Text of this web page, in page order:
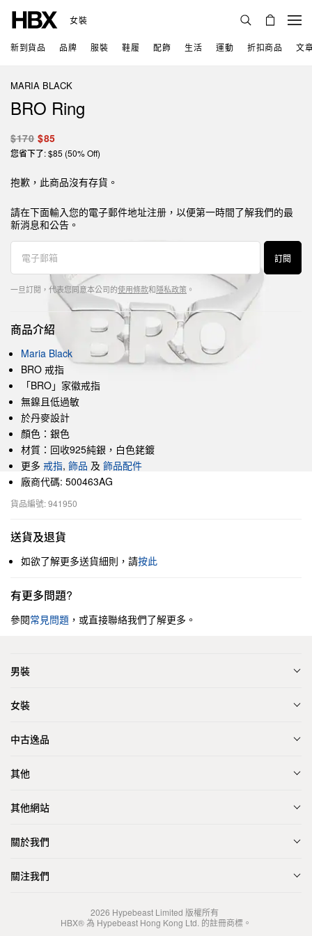
女裝
新到貨品 品牌 服裝 鞋履 配飾 生活 運動 折扣商品 文
MARIA BLACK
BRO Ring
$170 $85
您省下了: $85 (50% Off)
抱歉，此商品沒有存貨。
請在下面輸入您的電子郵件地址注册，以便第一時間了解我們的最
新消息和公告。
訂閱
一旦訂閱，代表您同意本公司的使用條款和隱私政策 。
商品介紹
Maria Black
BRO 戒指
「BRO」家徽戒指
無鎳且低過敏
於丹麥設計
顏色：銀色
材質：回收925純銀，白色銠鍍
更多 戒指, 飾品 及 飾品配件
廠商代碼: 500463AG
貨品編號: 941950
送貨及退貨
如欲了解更多送貨細則，請按此
有更多問題?
參閱常見問題 ，或直接聯絡我們了解更多。
男裝
女裝
中古逸品
其他
其他網站
關於我們
關注我們
2026 Hypebeast Limited 版權所有
HBX® 為 Hypebeast Hong Kong Ltd. 的註冊商標。